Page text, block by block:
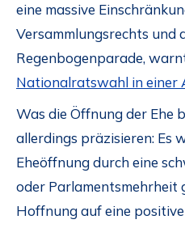
eine massive
Versammlungsrechts und
Regenbogenparade,
Nationalratswahl in einer
Was die Öffnung der Ehe
allerdings präzisieren: Es
Eheöffnung durch eine
oder Parlamentsmehrheit
Hoffnung auf eine